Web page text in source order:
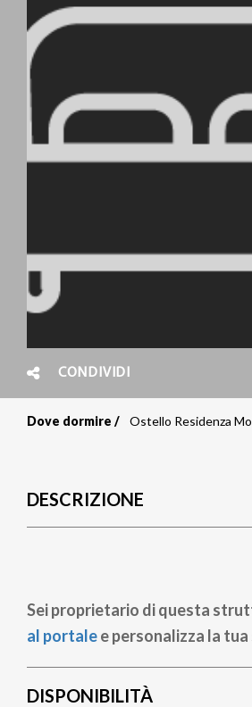
CONDIVIDI
pane
Dove dormire Ostello Residenza
DESCRIZIONE
Sei proprietario di questa
al portalee personalizza la tua
DISPONIBILITÀ